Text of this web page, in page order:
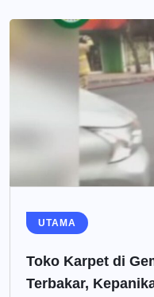
UTAMA
Toko Karpet di
Terbakar,